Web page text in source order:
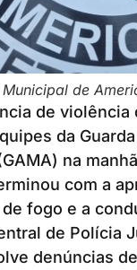
de
de violência
da
na
com a
fogo e a
de Polícia
denúncias